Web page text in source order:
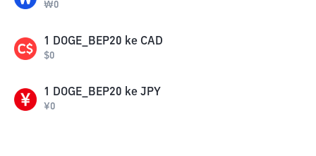
₩0
1 DOGE_BEP20 ke CAD
$0
1 DOGE_BEP20 ke JPY
¥0